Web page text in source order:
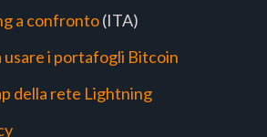
a confronto(ITA)
usare i portafogli Bitcoin
della rete Lightning